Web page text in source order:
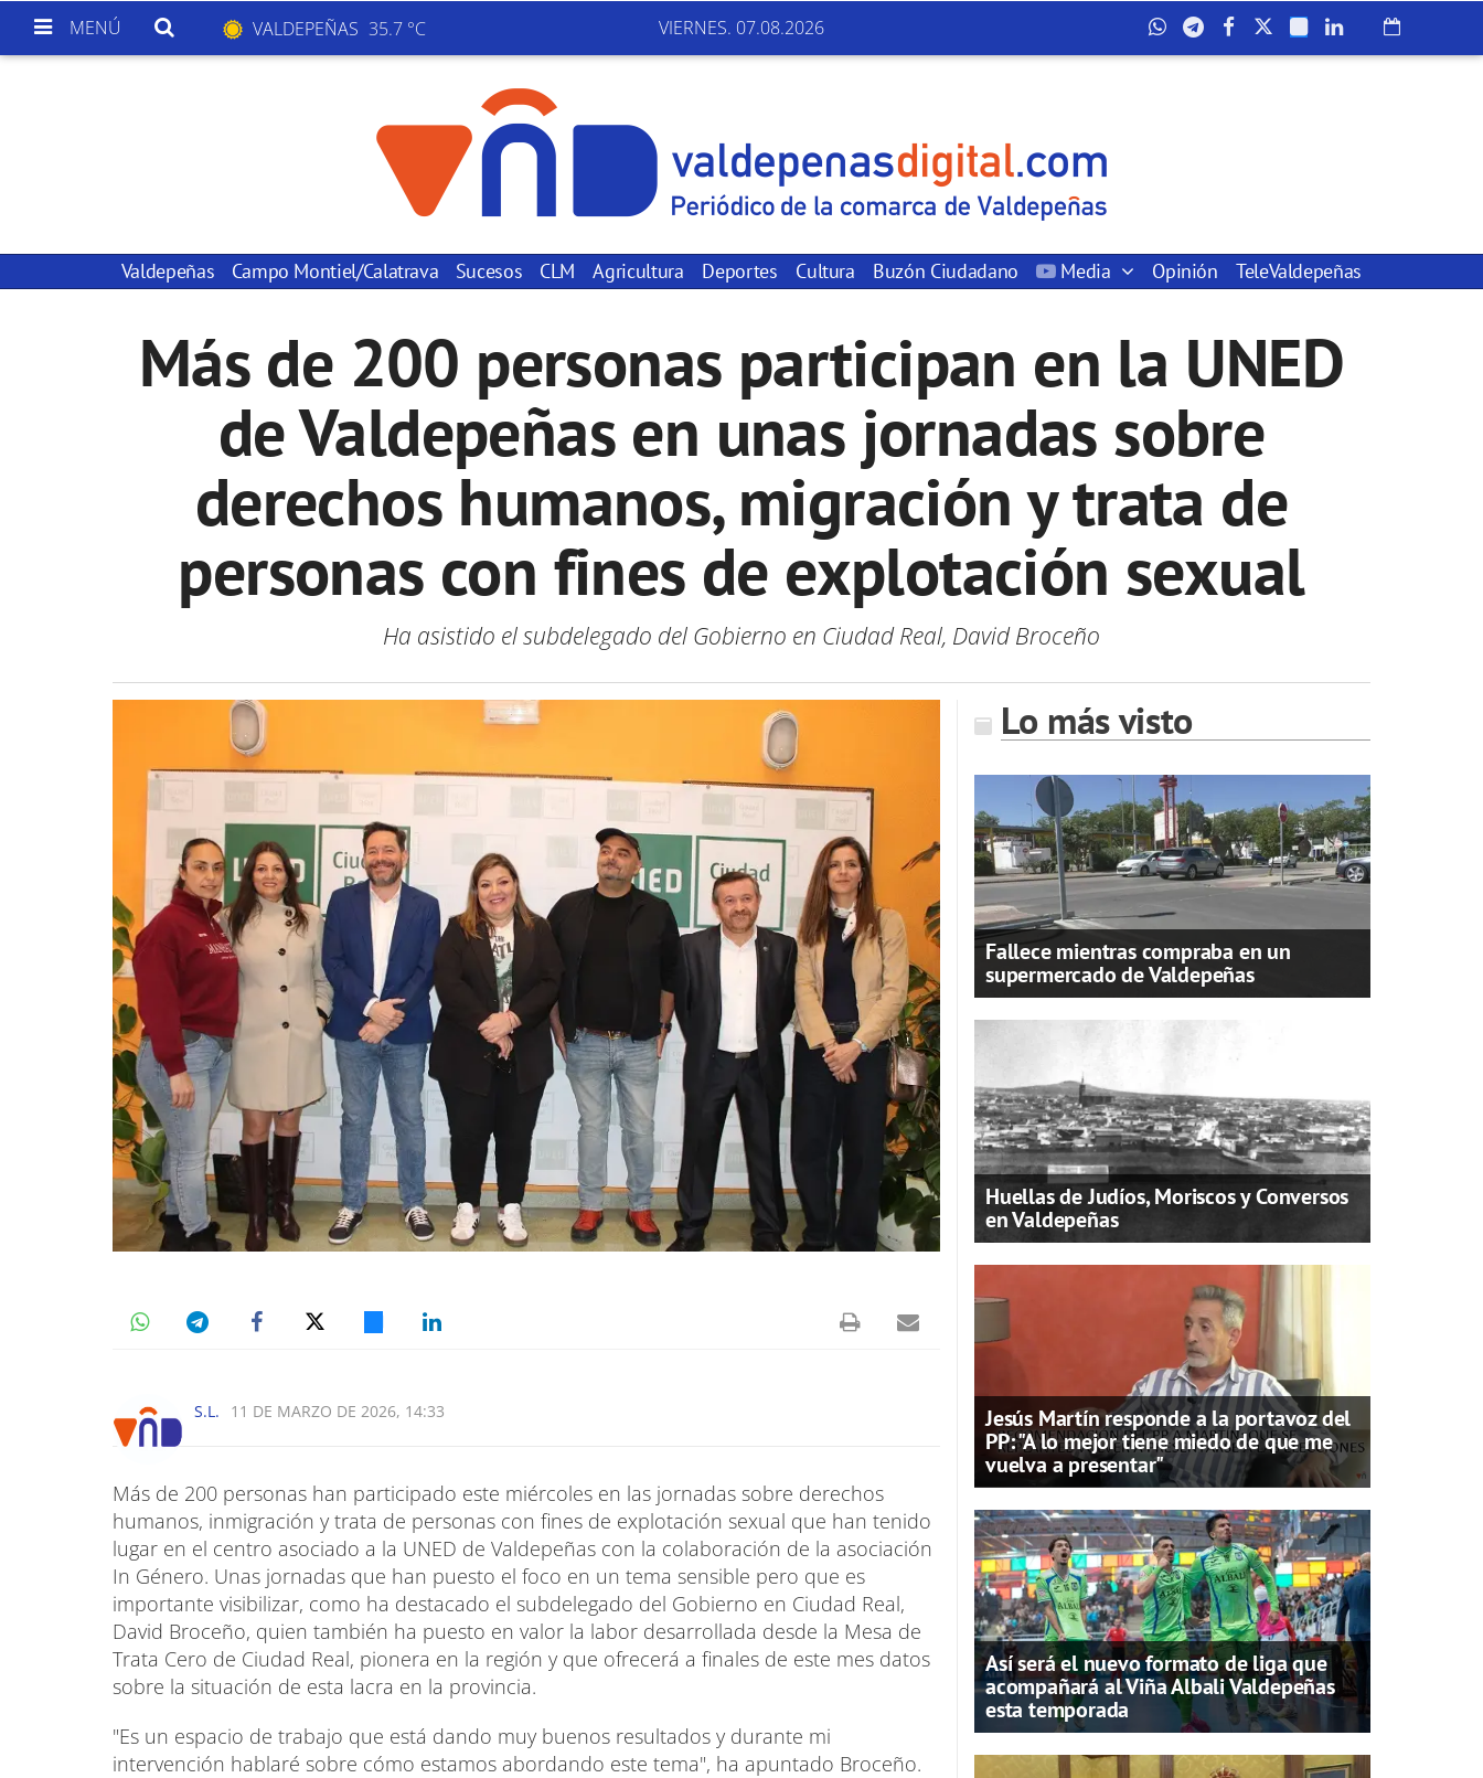
MENÚ VALDEPEÑAS 35.7 °C VIERNES. 07.08.2026
Valdepeñas Campo Montiel/Calatrava Sucesos CLM Agricultura Deportes Cultura Buzón Ciudadano Media Opinión TeleValdepeñas
Más de 200 personas participan en la UNED
de Valdepeñas en unas jornadas sobre
derechos humanos, migración y trata de
personas con fines de explotación sexual
Ha asistido el subdelegado del Gobierno en Ciudad Real, David Broceño
S.L. 11 DE MARZO DE 2026, 14:33
Más de 200 personas han participado este miércoles en las jornadas sobre derechos
humanos, inmigración y trata de personas con fines de explotación sexual que han tenido
lugar en el centro asociado a la UNED de Valdepeñas con la colaboración de la asociación
In Género. Unas jornadas que han puesto el foco en un tema sensible pero que es
importante visibilizar, como ha destacado el subdelegado del Gobierno en Ciudad Real,
David Broceño, quien también ha puesto en valor la labor desarrollada desde la Mesa de
Trata Cero de Ciudad Real, pionera en la región y que ofrecerá a finales de este mes datos
sobre la situación de esta lacra en la provincia.
"Es un espacio de trabajo que está dando muy buenos resultados y durante mi
intervención hablaré sobre cómo estamos abordando este tema", ha apuntado Broceño.
Lo más visto
Fallece mientras compraba en un
supermercado de Valdepeñas
Huellas de Judíos, Moriscos y Conversos
en Valdepeñas
Jesús Martín responde a la portavoz del
PP: "A lo mejor tiene miedo de que me
vuelva a presentar"
Así será el nuevo formato de liga que
acompañará al Viña Albali Valdepeñas
esta temporada